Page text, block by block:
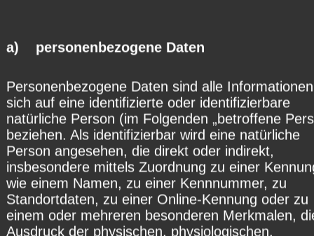
oder identifizierbare natürliche Person
„betroffene Person") beziehen. Als
natürliche Person angesehen, die direkt oder
mittels Zuordnung zu einer Kennung wie
einer Kennnummer, zu Standortdaten, zu
oder zu einem oder mehreren
die Ausdruck der physischen,
psychischen, wirtschaftlichen, kulturellen
dieser natürlichen Person sind,
li>
a) personenbezogene Daten
Personenbezogene Daten sind alle
sich auf eine identifizierte oder identifizierbare
natürliche Person (im Folgenden „betroffene
beziehen. Als identifizierbar wird eine natürliche
Person angesehen, die direkt oder indirekt,
insbesondere mittels Zuordnung zu einer
wie einem Namen, zu einer Kennnummer, zu
Standortdaten, zu einer Online-Kennung oder zu
einem oder mehreren besonderen Merkmalen,
Ausdruck der physischen, physiologischen,